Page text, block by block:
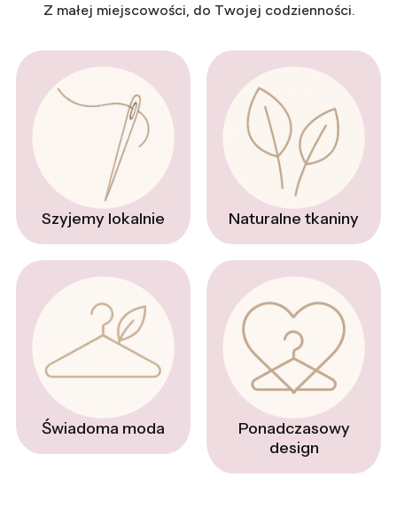
Z małej miejscowości, do Twojej codzienności.
Szyjemy lokalnie Naturalne tkaniny
Świadoma moda
Ponadczasowy
design